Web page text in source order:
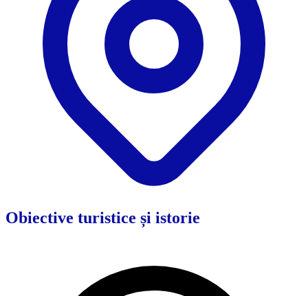
Obiective turistice și istorie